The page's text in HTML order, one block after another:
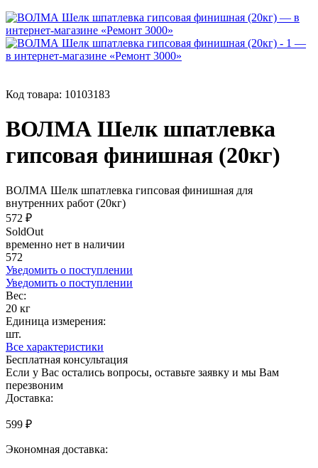
Код товара: 10103183
ВОЛМА Шелк шпатлевка
гипсовая финишная (20кг)
ВОЛМА Шелк шпатлевка гипсовая финишная для
внутренних работ (20кг)
572 ₽
SoldOut
временно нет в наличии
572
Уведомить о поступлении
Уведомить о поступлении
Вес:
20 кг
Единица измерения:
шт.
Все характеристики
Бесплатная консультация
Если у Вас остались вопросы, оставьте заявку и мы Вам
перезвоним
Доставка:
599 ₽
Экономная доставка: